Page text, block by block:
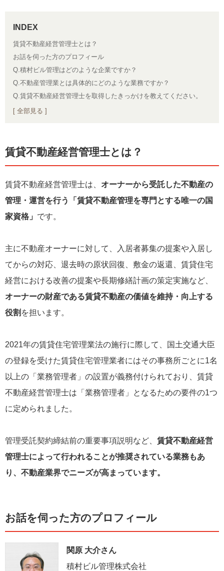
賃貸不動産経営管理士とは？
お話を伺った方のプロフィール
Q.積村ビル管理はどのような企業ですか？
Q.不動産管理業とは具体的にどのような業務ですか？
Q.賃貸不動産経営管理士を取得したきっかけを教えてください。
[ 全部見る ]
賃貸不動産経営管理士とは？
賃貸不動産経営管理士は、 オーナーから受託した不動産の
管理・運営を行う「賃貸不動産管理を専門とする唯一の国
家資格」 です。
主に不動産オーナーに対して、入居者募集の提案や入居し
てからの対応、退去時の原状回復、敷金の返還、賃貸住宅
経営における改善の提案や長期修繕計画の策定実施など、
オーナーの財産である賃貸不動産の価値を維持・向上する
役割 を担います。
2021年の賃貸住宅管理業法の施行に際して、国土交通大臣
の登録を受けた賃貸住宅管理業者にはその事務所ごとに1名
以上の「業務管理者」の設置が義務付けられており、賃貸
不動産経営管理士は「業務管理者」となるための要件の1つ
に定められました。
管理受託契約締結前の重要事項説明など、 賃貸不動産経営
管理士によって行われることが推奨されている業務もあ
り、不動産業界でニーズが高まっています。
お話を伺った方のプロフィール
関原 大介さん
積村ビル管理株式会社